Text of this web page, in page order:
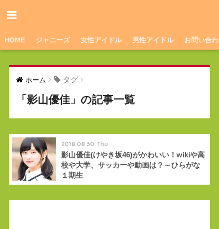
HOME ジャニーズ 女性アイドル 男性アイドル お問い合
ホーム タグ
「影山優佳」の記事一覧
2018.08.30 Thu
影山優佳(けやき坂46)がかわいい！wikiや高
校や大学、サッカーや動画は？～ひらがな
１期生